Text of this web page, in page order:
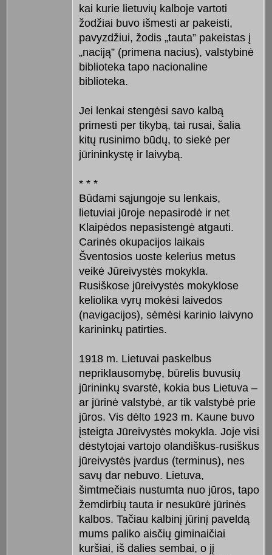
kai kurie lietuvių kalboje vartoti
žodžiai buvo išmesti ar pakeisti,
pavyzdžiui, žodis „tauta” pakeistas į
„naciją” (primena nacius), valstybinė
biblioteka tapo nacionaline
biblioteka.
Jei lenkai stengėsi savo kalbą
primesti per tikybą, tai rusai, šalia
kitų rusinimo būdų, to siekė per
jūrininkystę ir laivybą.
* * *
Būdami sąjungoje su lenkais,
lietuviai jūroje nepasirodė ir net
Klaipėdos nepasistengė atgauti.
Carinės okupacijos laikais
Šventosios uoste kelerius metus
veikė Jūreivystės mokykla.
Rusiškose jūreivystės mokyklose
keliolika vyrų mokėsi laivedos
(navigacijos), sėmėsi karinio laivyno
karininkų patirties.
1918 m. Lietuvai paskelbus
nepriklausomybę, būrelis buvusių
jūrininkų svarstė, kokia bus Lietuva –
ar jūrinė valstybė, ar tik valstybė prie
jūros. Vis dėlto 1923 m. Kaune buvo
įsteigta Jūreivystės mokykla. Joje visi
dėstytojai vartojo olandiškus-rusiškus
jūreivystės įvardus (terminus), nes
savų dar nebuvo. Lietuva,
šimtmečiais nustumta nuo jūros, tapo
žemdirbių tauta ir nesukūrė jūrinės
kalbos. Tačiau kalbinį jūrinį paveldą
mums paliko aisčių giminaičiai
kuršiai, iš dalies sembai, o jį